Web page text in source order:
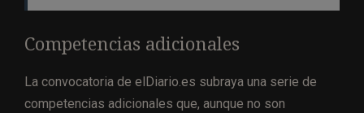
Competencias adicionales
La convocatoria de elDiario.es subraya una serie de
competencias adicionales que, aunque no son